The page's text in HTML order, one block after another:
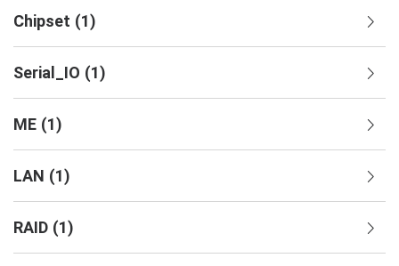
Chipset (1)
Serial_IO (1)
ME (1)
LAN (1)
RAID (1)